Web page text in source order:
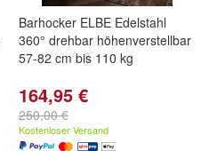
Barhocker ELBE Edelstahl
360° drehbar höhenverstellbar
57-82 cm bis 110 kg
164,95 €
250,00 €
Kostenloser Versand